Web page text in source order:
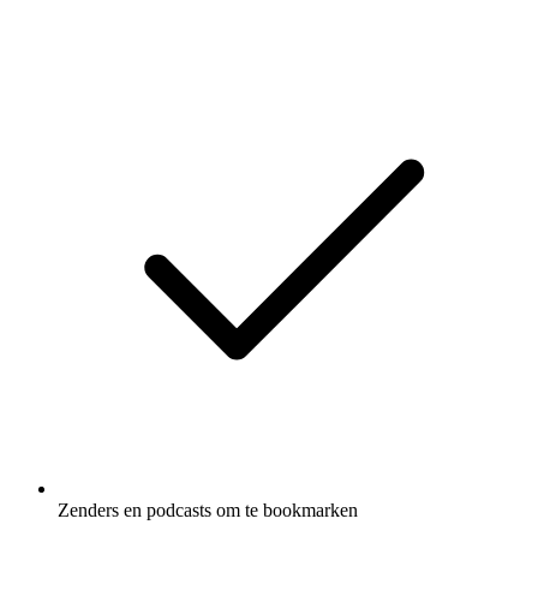
Zenders en podcasts om te bookmarken